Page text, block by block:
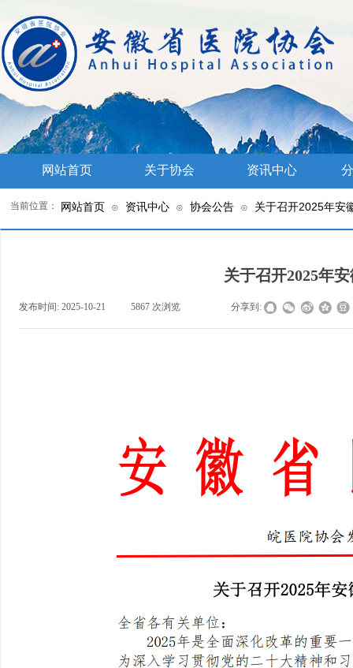
网站首页 关于协会 资讯中心
网站首页 ⊙ 资讯中心 ⊙ 协会公告 ⊙ 关于召开2025年安
当前位置：
关于召开2025年
发布时间: 2025-10-21 5867 次浏览 分享到: